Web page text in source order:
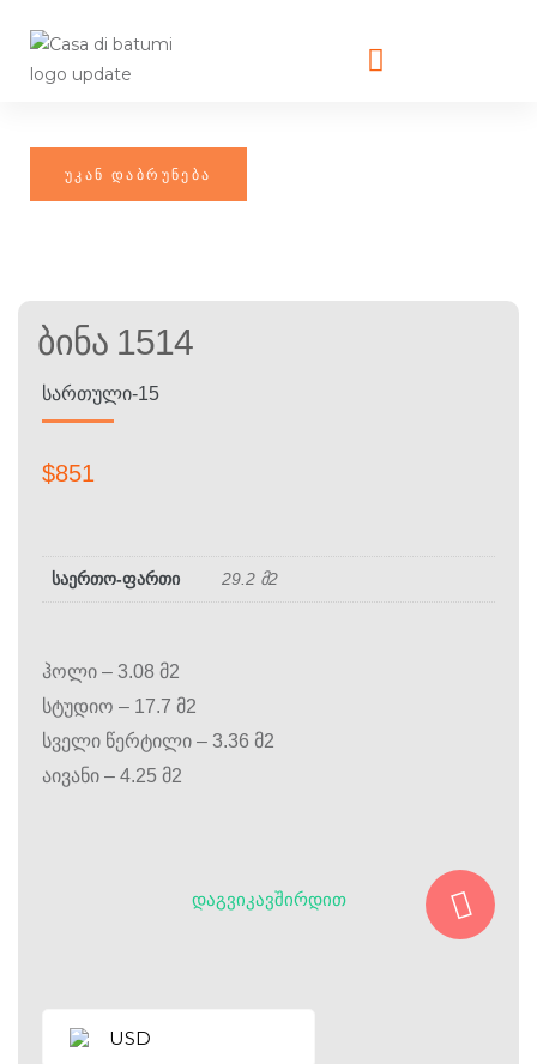
Ბინა 1514
ᲡᲐᲠᲗᲣᲚᲘ-15
$851
საერთო-ფართი 29.2 მ2
ჰოლი – 3.08 მ2
სტუდიო – 17.7 მ2
სველი წერტილი – 3.36 მ2
აივანი – 4.25 მ2
ᲓᲐᲒᲕᲘᲙᲐᲕᲨᲘᲠᲓᲘᲗ
USD